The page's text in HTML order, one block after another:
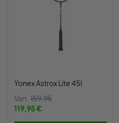
Yonex Astrox Lite 45I
Van: 159,95
119,95 €